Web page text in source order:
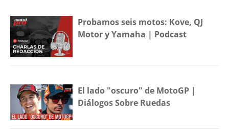
Probamos seis motos: Kove, QJ
Motor y Yamaha | Podcast
El lado "oscuro" de MotoGP |
Diálogos Sobre Ruedas